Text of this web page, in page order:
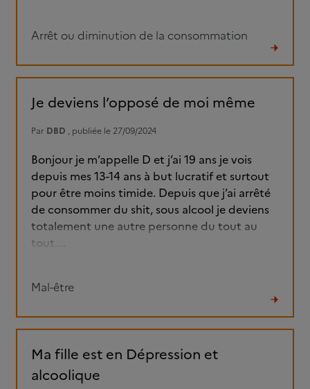
Arrêt ou diminution de la consommation
le
Je deviens l’opposé de moi même
Par DBD , publiée le 27/09/2024
Bonjour je m’appelle D et j’ai 19 ans je vois
depuis mes 13-14 ans à but lucratif et surtout
pour être moins timide. Depuis que j’ai arrêté
de consommer du shit, sous alcool je deviens
totalement une autre personne du tout au
tout....
Mal-être
le
Ma fille est en Dépression et
alcoolique